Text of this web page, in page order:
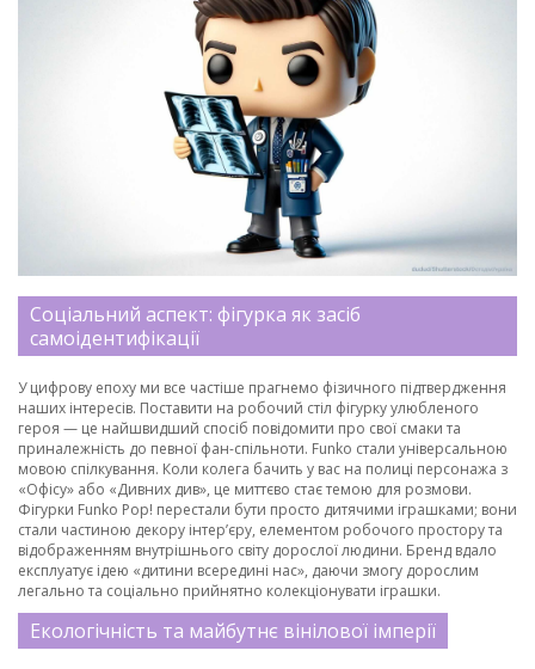
Соціальний аспект: фігурка як засіб
самоідентифікації
У цифрову епоху ми все частіше прагнемо фізичного підтвердження
наших інтересів. Поставити на робочий стіл фігурку улюбленого
героя — це найшвидший спосіб повідомити про свої смаки та
приналежність до певної фан-спільноти. Funko стали універсальною
мовою спілкування. Коли колега бачить у вас на полиці персонажа з
«Офісу» або «Дивних див», це миттєво стає темою для розмови.
Фігурки Funko Pop! перестали бути просто дитячими іграшками; вони
стали частиною декору інтер’єру, елементом робочого простору та
відображенням внутрішнього світу дорослої людини. Бренд вдало
експлуатує ідею «дитини всередині нас», даючи змогу дорослим
легально та соціально прийнятно колекціонувати іграшки.
Екологічність та майбутнє вінілової імперії